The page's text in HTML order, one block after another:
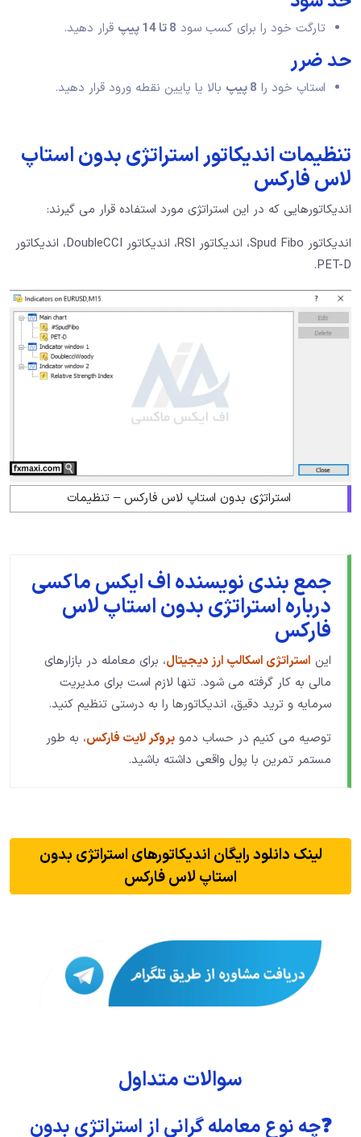
تارگت خود را برای کسب سود 8 تا 14 پیپ قرار دهید.
حد ضرر
استاپ خود را 8 پیپ بالا یا پایین نقطه ورود قرار دهید.
تنظیمات اندیکاتور استراتژی بدون استاپ
لاس فارکس
اندیکاتورهایی که در این استراتژی مورد استفاده قرار می گیرند:
اندیکاتور Spud Fibo، اندیکاتور RSI، اندیکاتور DoubleCCI، اندیکاتور
PET-D.
استراتژی بدون استاپ لاس فارکس – تنظیمات
جمع بندی نویسنده اف ایکس ماکسی
درباره استراتژی بدون استاپ لاس
فارکس
این استراتژی اسکالپ ارز دیجیتال، برای معامله در بازارهای
مالی به کار گرفته می شود. تنها لازم است برای مدیریت
سرمایه و ترید دقیق، اندیکاتورها را به درستی تنظیم کنید.
توصیه می کنیم در حساب دمو بروکر لایت فارکس، به طور
مستمر تمرین با پول واقعی داشته باشید.
لینک دانلود رایگان اندیکاتورهای استراتژی بدون
استاپ لاس فارکس
سوالات متداول
❓چه نوع معامله گرانی از استراتژی بدون